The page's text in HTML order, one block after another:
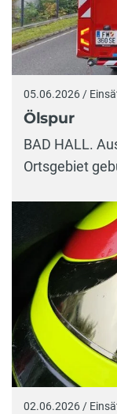
05.06.2026 /
Ölspur
BAD HALL.
Ortsgebiet
02.06.2026 /